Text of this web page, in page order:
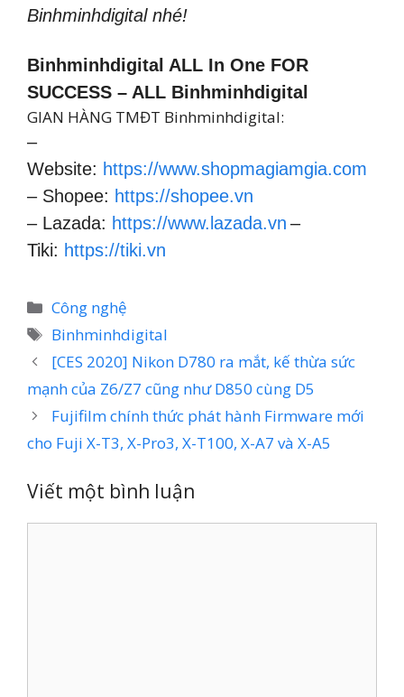
Binhminhdigital nhé!
Binhminhdigital ALL In One FOR
SUCCESS – ALL Binhminhdigital
GIAN HÀNG TMĐT Binhminhdigital:
–
Website: https://www.shopmagiamgia.com
– Shopee: https://shopee.vn
– Lazada: https://www.lazada.vn –
Tiki: https://tiki.vn
Danh
mục
Công nghệ
Thẻ
Binhminhdigital
[CES 2020] Nikon D780 ra mắt, kế thừa sức
mạnh của Z6/Z7 cũng như D850 cùng D5
Fujifilm chính thức phát hành Firmware mới
cho Fuji X-T3, X-Pro3, X-T100, X-A7 và X-A5
Viết một bình luận